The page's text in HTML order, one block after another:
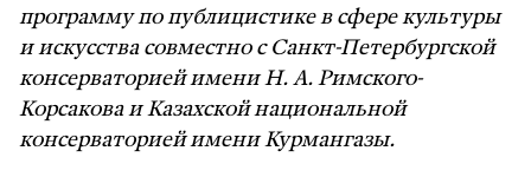
программу по публицистике в сфере культуры
и искусства совместно с Санкт-Петербургской
консерваторией имени Н. А. Римского-
Корсакова и Казахской национальной
консерваторией имени Курмангазы.